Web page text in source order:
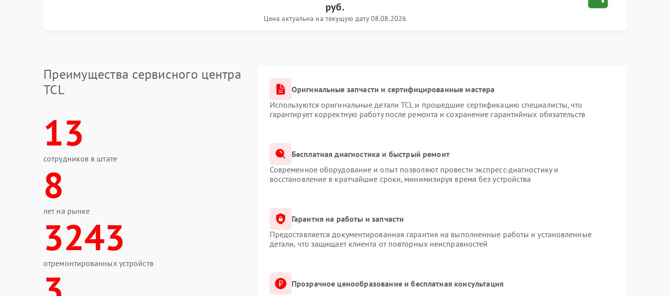
руб.
Цена актуальна на текущую дату 08.08.2026
Преимущества сервисного центра
TCL
13
сотрудников в штате
8
лет на рынке
3243
отремонтированных устройств
Оригинальные запчасти и сертифицированные мастера
Используются оригинальные детали TCL и прошедшие сертификацию специалисты, что
гарантирует корректную работу после ремонта и сохранение гарантийных обязательств
Бесплатная диагностика и быстрый ремонт
Современное оборудование и опыт позволяют провести экспресс-диагностику и
восстановление в кратчайшие сроки, минимизируя время без устройства
Гарантия на работы и запчасти
Предоставляется документированная гарантия на выполненные работы и установленные
детали, что защищает клиента от повторных неисправностей
Прозрачное ценообразование и бесплатная консультация